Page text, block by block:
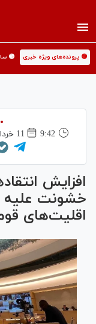
🟡 پرونده‌های ویژه خبری 🟡
9:42
11 خرداد 1404
افزایش
خشونت علیه
اقلیت‌های